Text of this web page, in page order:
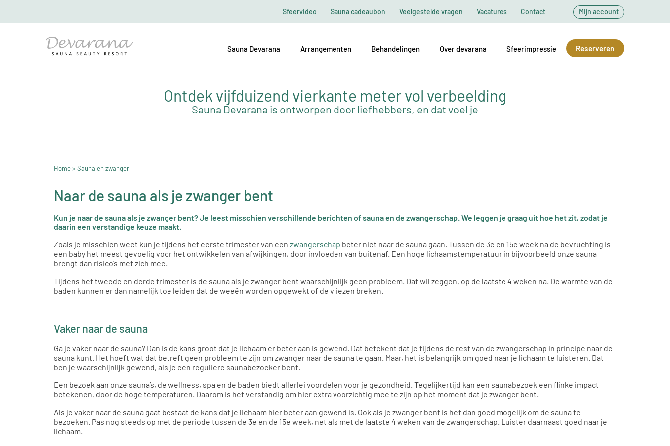
Sfeervideo Sauna cadeaubon Veelgestelde vragen Vacatures Contact Mijn account
Sauna Devarana Arrangementen Behandelingen Over devarana Sfeerimpressie Reserveren
Ontdek vijfduizend vierkante meter vol verbeelding
Sauna Devarana is ontworpen door liefhebbers, en dat voel je
Home> Sauna en zwanger
Naar de sauna als je zwanger bent
Kun je naar de sauna als je zwanger bent? Je leest misschien verschillende berichten of sauna en de zwangerschap. We leggen je graag uit hoe het zit, zodat je
daarin een verstandige keuze maakt.
Zoals je misschien weet kun je tijdens het eerste trimester van een zwangerschap beter niet naar de sauna gaan. Tussen de 3e en 15e week na de bevruchting is
een baby het meest gevoelig voor het ontwikkelen van afwijkingen, door invloeden van buitenaf. Een hoge lichaamstemperatuur in bijvoorbeeld onze sauna
brengt dan risico’s met zich mee.
Tijdens het tweede en derde trimester is de sauna als je zwanger bent waarschijnlijk geen probleem. Dat wil zeggen, op de laatste 4 weken na. De warmte van de
baden kunnen er dan namelijk toe leiden dat de weeën worden opgewekt of de vliezen breken.
Vaker naar de sauna
Ga je vaker naar de sauna? Dan is de kans groot dat je lichaam er beter aan is gewend. Dat betekent dat je tijdens de rest van de zwangerschap in principe naar de
sauna kunt. Het hoeft wat dat betreft geen probleem te zijn om zwanger naar de sauna te gaan. Maar, het is belangrijk om goed naar je lichaam te luisteren. Dat
ben je waarschijnlijk gewend, als je een reguliere saunabezoeker bent.
Een bezoek aan onze sauna’s, de wellness, spa en de baden biedt allerlei voordelen voor je gezondheid. Tegelijkertijd kan een saunabezoek een flinke impact
betekenen, door de hoge temperaturen. Daarom is het verstandig om hier extra voorzichtig mee te zijn op het moment dat je zwanger bent.
Als je vaker naar de sauna gaat bestaat de kans dat je lichaam hier beter aan gewend is. Ook als je zwanger bent is het dan goed mogelijk om de sauna te
bezoeken. Pas nog steeds op met de periode tussen de 3e en de 15e week, net als met de laatste 4 weken van de zwangerschap. Luister daarnaast goed naar je
lichaam.